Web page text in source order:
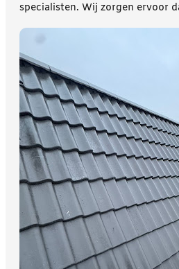
specialisten. Wij zorgen ervoor